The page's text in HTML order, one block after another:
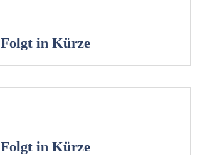
Folgt in Kürze
Folgt in Kürze